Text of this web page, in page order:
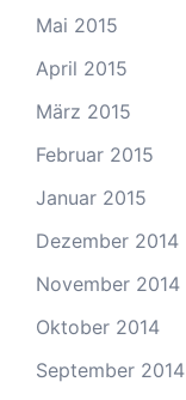
Mai 2015
April 2015
März 2015
Februar 2015
Januar 2015
Dezember 2014
November 2014
Oktober 2014
September 2014